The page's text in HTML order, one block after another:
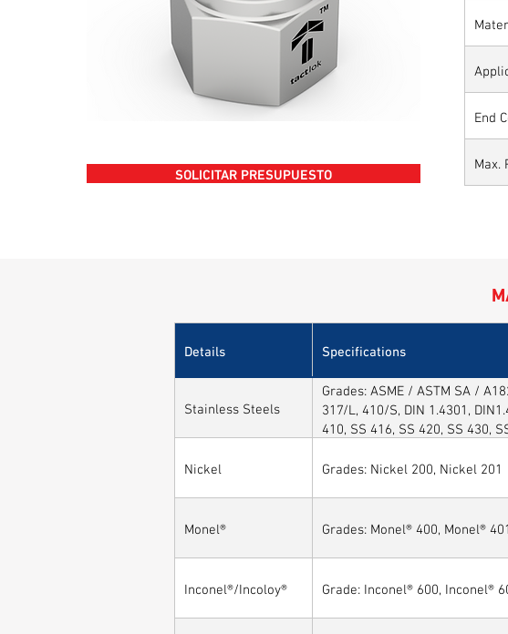
SOLICITAR PRESUPUESTO
End
Max.
Details Specifications
Stainless Steels
Grades: ASME / ASTM SA /
317/L, 410/S, DIN 1.4301,
410, SS 416, SS 420, SS 430,
Nickel
Grades: Nickel 200, Nickel 201
Monel® Grades: Monel® 400, Monel®
Inconel®/Incoloy® Grade: Inconel® 600, Inconel®